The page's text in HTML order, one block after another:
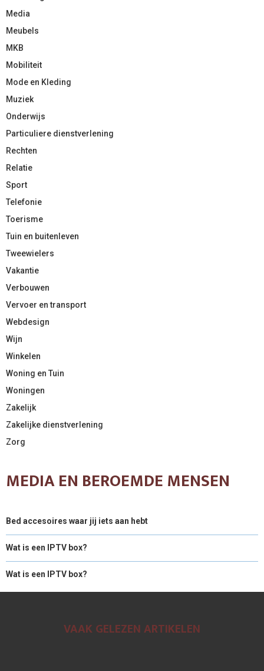
Media
Meubels
MKB
Mobiliteit
Mode en Kleding
Muziek
Onderwijs
Particuliere dienstverlening
Rechten
Relatie
Sport
Telefonie
Toerisme
Tuin en buitenleven
Tweewielers
Vakantie
Verbouwen
Vervoer en transport
Webdesign
Wijn
Winkelen
Woning en Tuin
Woningen
Zakelijk
Zakelijke dienstverlening
Zorg
MEDIA EN BEROEMDE MENSEN
Bed accesoires waar jij iets aan hebt
Wat is een IPTV box?
Wat is een IPTV box?
VAAK GELEZEN ARTIKELEN